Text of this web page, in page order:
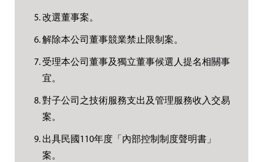
改選董事案。
解除本公司董事競業禁止限制案。
受理本公司董事及獨立董事候選人提名相關事
宜。
對子公司之技術服務支出及管理服務收入交易
案。
出具民國110年度「內部控制制度聲明書」
案。